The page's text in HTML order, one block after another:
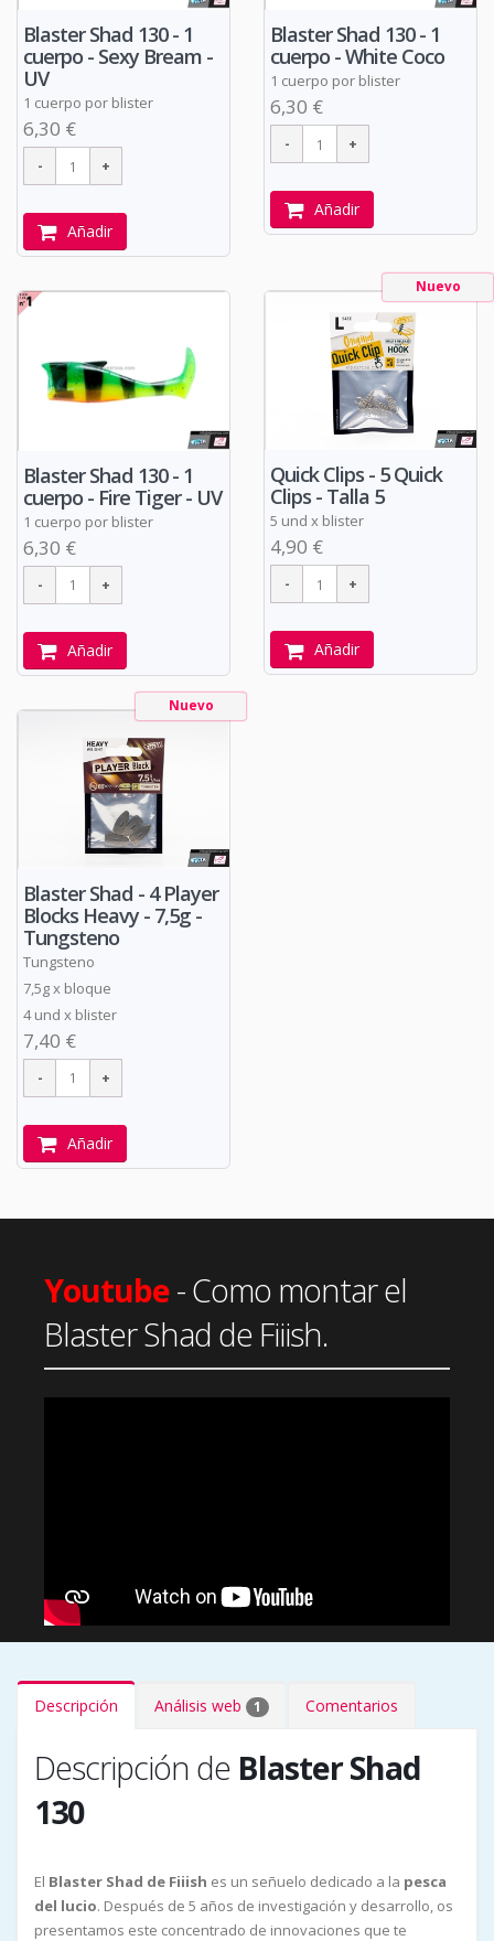
Blaster Shad 130 - 1
cuerpo - Sexy Bream -
UV
1 cuerpo por blister
6,30 €
Añadir
Blaster Shad 130 - 1
cuerpo - White Coco
1 cuerpo por blister
6,30 €
Añadir
Blaster Shad 130 - 1
cuerpo - Fire Tiger - UV
1 cuerpo por blister
6,30 €
Añadir
Nuevo
Quick Clips - 5 Quick
Clips - Talla 5
5 und x blister
4,90 €
Añadir
Nuevo
Blaster Shad - 4 Player
Blocks Heavy - 7,5g -
Tungsteno
Tungsteno
7,5g x bloque
4 und x blister
7,40 €
Añadir
Youtube- Como montar el
Blaster Shad de Fiiish.
Descripción Análisis web 1 Comentarios
Descripción de Blaster Shad
130
El Blaster Shad de Fiiish es un señuelo dedicado a la pesca
del lucio. Después de 5 años de investigación y desarrollo, os
presentamos este concentrado de innovaciones que te